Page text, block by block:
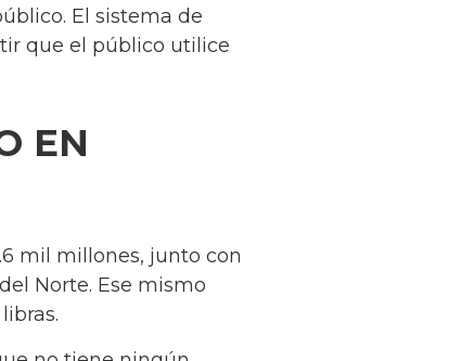
El sistema de
que el público utilice
EN
mil millones, junto con
Norte. Ese mismo